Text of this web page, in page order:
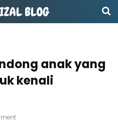
BLOG
anak yang
kenali